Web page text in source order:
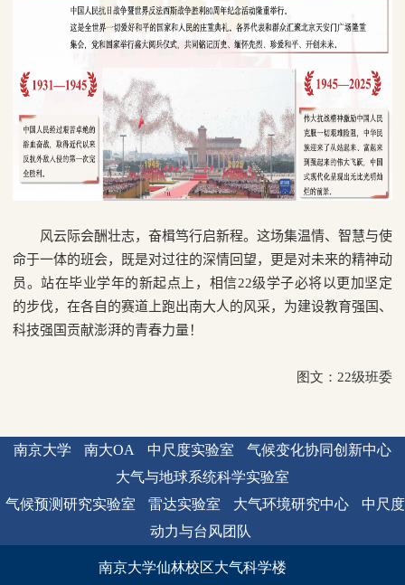
风云际会酬壮志，奋楫笃行启新程。这场集温情、智慧与使
命于一体的班会，既是对过往的深情回望，更是对未来的精神动
员。站在毕业学年的新起点上，相信22级学子必将以更加坚定
的步伐，在各自的赛道上跑出南大人的风采，为建设教育强国、
科技强国贡献澎湃的青春力量！
图文：22级班委
南京大学 南大OA 中尺度实验室
气候变化协同创新中心
大气与地球系统科学实验室
气候预测研究实验室
雷达实验室 大气环境研究中心
中尺度
动力与台风团队
南京大学仙林校区大气科学楼